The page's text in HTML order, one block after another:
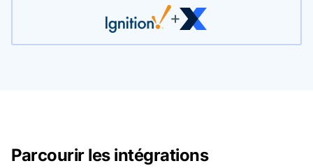
Parcourir les intégrations